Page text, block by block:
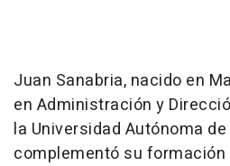
Juan Sanabria, nacido en
en Administración y
la Universidad Autónoma
complementó su